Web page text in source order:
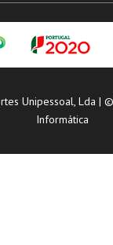
Unipessoal, Lda |
Informática